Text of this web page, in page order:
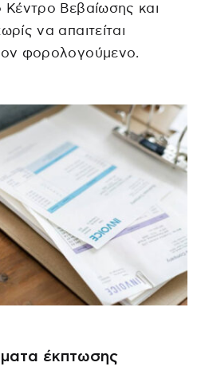
Βεβαίωσης και
να απαιτείται
φορολογούμενο.
έκπτωσης